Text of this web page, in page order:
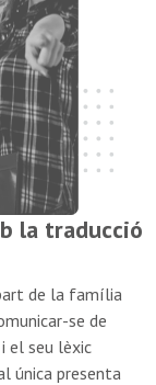
la traducció
de la família
se de
el seu lèxic
única presenta